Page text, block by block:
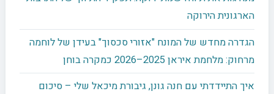
הארגונית הירוקה
הגדרה מחדש של המונח "אזורי סכסוך" בעידן של לוחמה
מרחוק: מלחמת איראן 2025–2026 כמקרה בוחן
איך התיידדתי עם חנה גונן, גיבורת מיכאל שלי – סיכום